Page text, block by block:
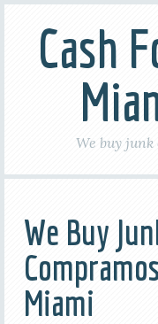
Cash
We buy
We Buy
Miami